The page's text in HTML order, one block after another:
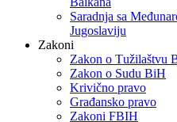
Saradnja sa
Jugoslaviju
Zakoni
Zakon o Тužilaštvu
Zakon o Sudu BiH
Krivično pravo
Građansko pravo
Zakoni FBIH